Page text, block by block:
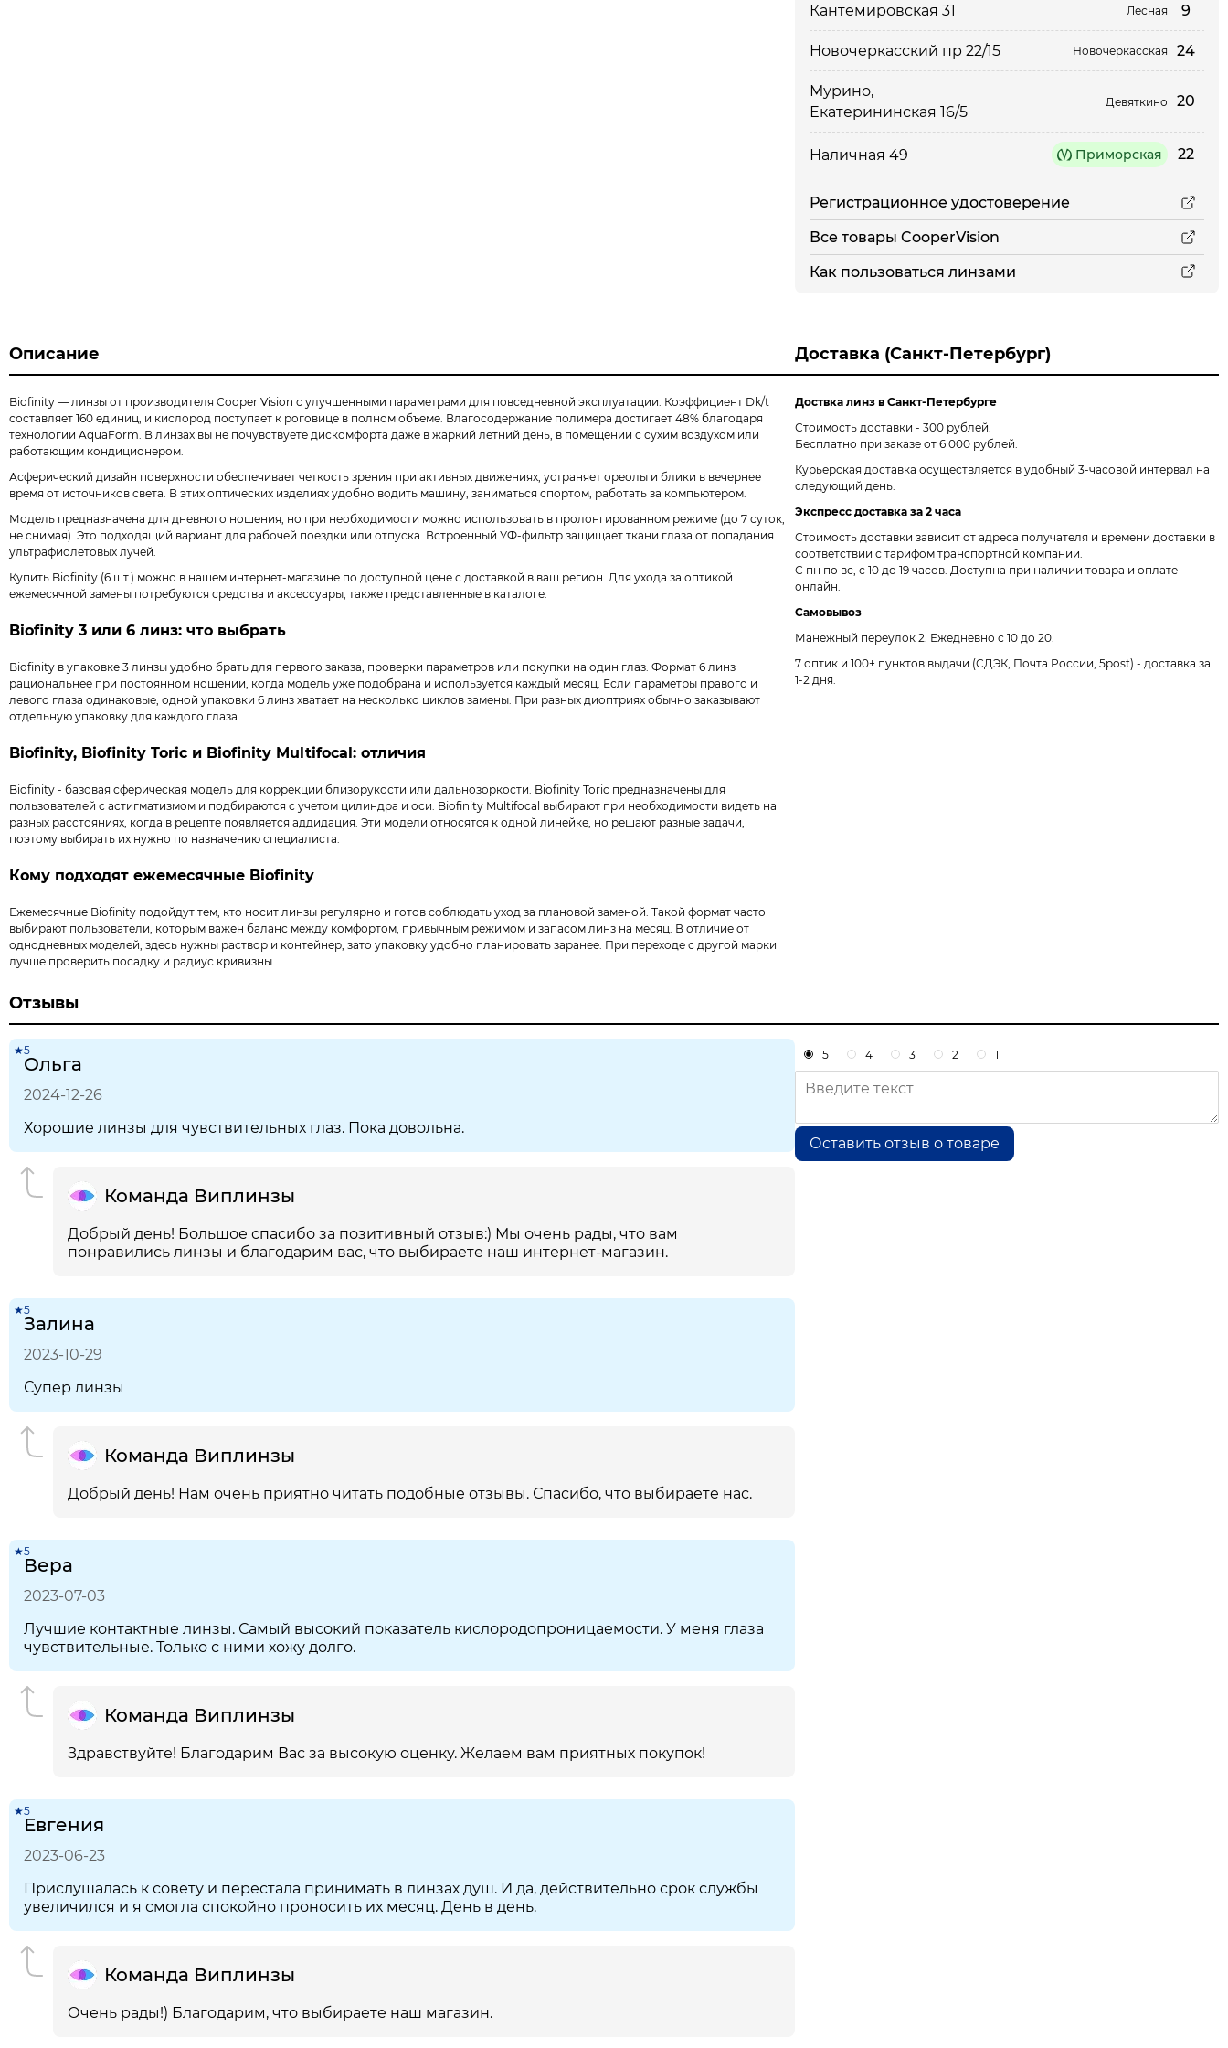
Кантемировская 31 Лесная 9
Новочеркасский пр 22/15 Новочеркасская 24
Мурино,
Екатерининская 16/5
Девяткино 20
Наличная 49 Приморская 22
Регистрационное удостоверение
Все товары CooperVision
Как пользоваться линзами
Описание
Biofinity — линзы от производителя Cooper Vision с улучшенными параметрами для повседневной эксплуатации. Коэффициент Dk/t
составляет 160 единиц, и кислород поступает к роговице в полном объеме. Влагосодержание полимера достигает 48% благодаря
технологии AquaForm. В линзах вы не почувствуете дискомфорта даже в жаркий летний день, в помещении с сухим воздухом или
работающим кондиционером.
Асферический дизайн поверхности обеспечивает четкость зрения при активных движениях, устраняет ореолы и блики в вечернее
время от источников света. В этих оптических изделиях удобно водить машину, заниматься спортом, работать за компьютером.
Модель предназначена для дневного ношения, но при необходимости можно использовать в пролонгированном режиме (до 7 суток,
не снимая). Это подходящий вариант для рабочей поездки или отпуска. Встроенный УФ-фильтр защищает ткани глаза от попадания
ультрафиолетовых лучей.
Купить Biofinity (6 шт.) можно в нашем интернет-магазине по доступной цене с доставкой в ваш регион. Для ухода за оптикой
ежемесячной замены потребуются средства и аксессуары, также представленные в каталоге.
Biofinity 3 или 6 линз: что выбрать
Biofinity в упаковке 3 линзы удобно брать для первого заказа, проверки параметров или покупки на один глаз. Формат 6 линз
рациональнее при постоянном ношении, когда модель уже подобрана и используется каждый месяц. Если параметры правого и
левого глаза одинаковые, одной упаковки 6 линз хватает на несколько циклов замены. При разных диоптриях обычно заказывают
отдельную упаковку для каждого глаза.
Biofinity, Biofinity Toric и Biofinity Multifocal: отличия
Biofinity - базовая сферическая модель для коррекции близорукости или дальнозоркости. Biofinity Toric предназначены для
пользователей с астигматизмом и подбираются с учетом цилиндра и оси. Biofinity Multifocal выбирают при необходимости видеть на
разных расстояниях, когда в рецепте появляется аддидация. Эти модели относятся к одной линейке, но решают разные задачи,
поэтому выбирать их нужно по назначению специалиста.
Кому подходят ежемесячные Biofinity
Ежемесячные Biofinity подойдут тем, кто носит линзы регулярно и готов соблюдать уход за плановой заменой. Такой формат часто
выбирают пользователи, которым важен баланс между комфортом, привычным режимом и запасом линз на месяц. В отличие от
однодневных моделей, здесь нужны раствор и контейнер, зато упаковку удобно планировать заранее. При переходе с другой марки
лучше проверить посадку и радиус кривизны.
Доставка (Санкт-Петербург)
Доствка линз в Санкт-Петербурге
Стоимость доставки - 300 рублей.
Бесплатно при заказе от 6 000 рублей.
Курьерская доставка осуществляется в удобный 3-часовой интервал на
следующий день.
Экспресс доставка за 2 часа
Стоимость доставки зависит от адреса получателя и времени доставки в
соответствии с тарифом транспортной компании.
С пн по вс, с 10 до 19 часов. Доступна при наличии товара и оплате
онлайн.
Самовывоз
Манежный переулок 2. Ежедневно с 10 до 20.
7 оптик и 100+ пунктов выдачи (СДЭК, Почта России, 5post) - доставка за
1-2 дня.
Отзывы
★5
Ольга
2024-12-26
Хорошие линзы для чувствительных глаз. Пока довольна.
Команда Виплинзы
Добрый день! Большое спасибо за позитивный отзыв:) Мы очень рады, что вам
понравились линзы и благодарим вас, что выбираете наш интернет-магазин.
★5
Залина
2023-10-29
Супер линзы
Команда Виплинзы
Добрый день! Нам очень приятно читать подобные отзывы. Спасибо, что выбираете нас.
★5
Вера
2023-07-03
Лучшие контактные линзы. Самый высокий показатель кислородопроницаемости. У меня глаза
чувствительные. Только с ними хожу долго.
Команда Виплинзы
Здравствуйте! Благодарим Вас за высокую оценку. Желаем вам приятных покупок!
★5
Евгения
2023-06-23
Прислушалась к совету и перестала принимать в линзах душ. И да, действительно срок службы
увеличился и я смогла спокойно проносить их месяц. День в день.
Команда Виплинзы
Очень рады!) Благодарим, что выбираете наш магазин.
5 4 3 2 1
Оставить отзыв о товаре